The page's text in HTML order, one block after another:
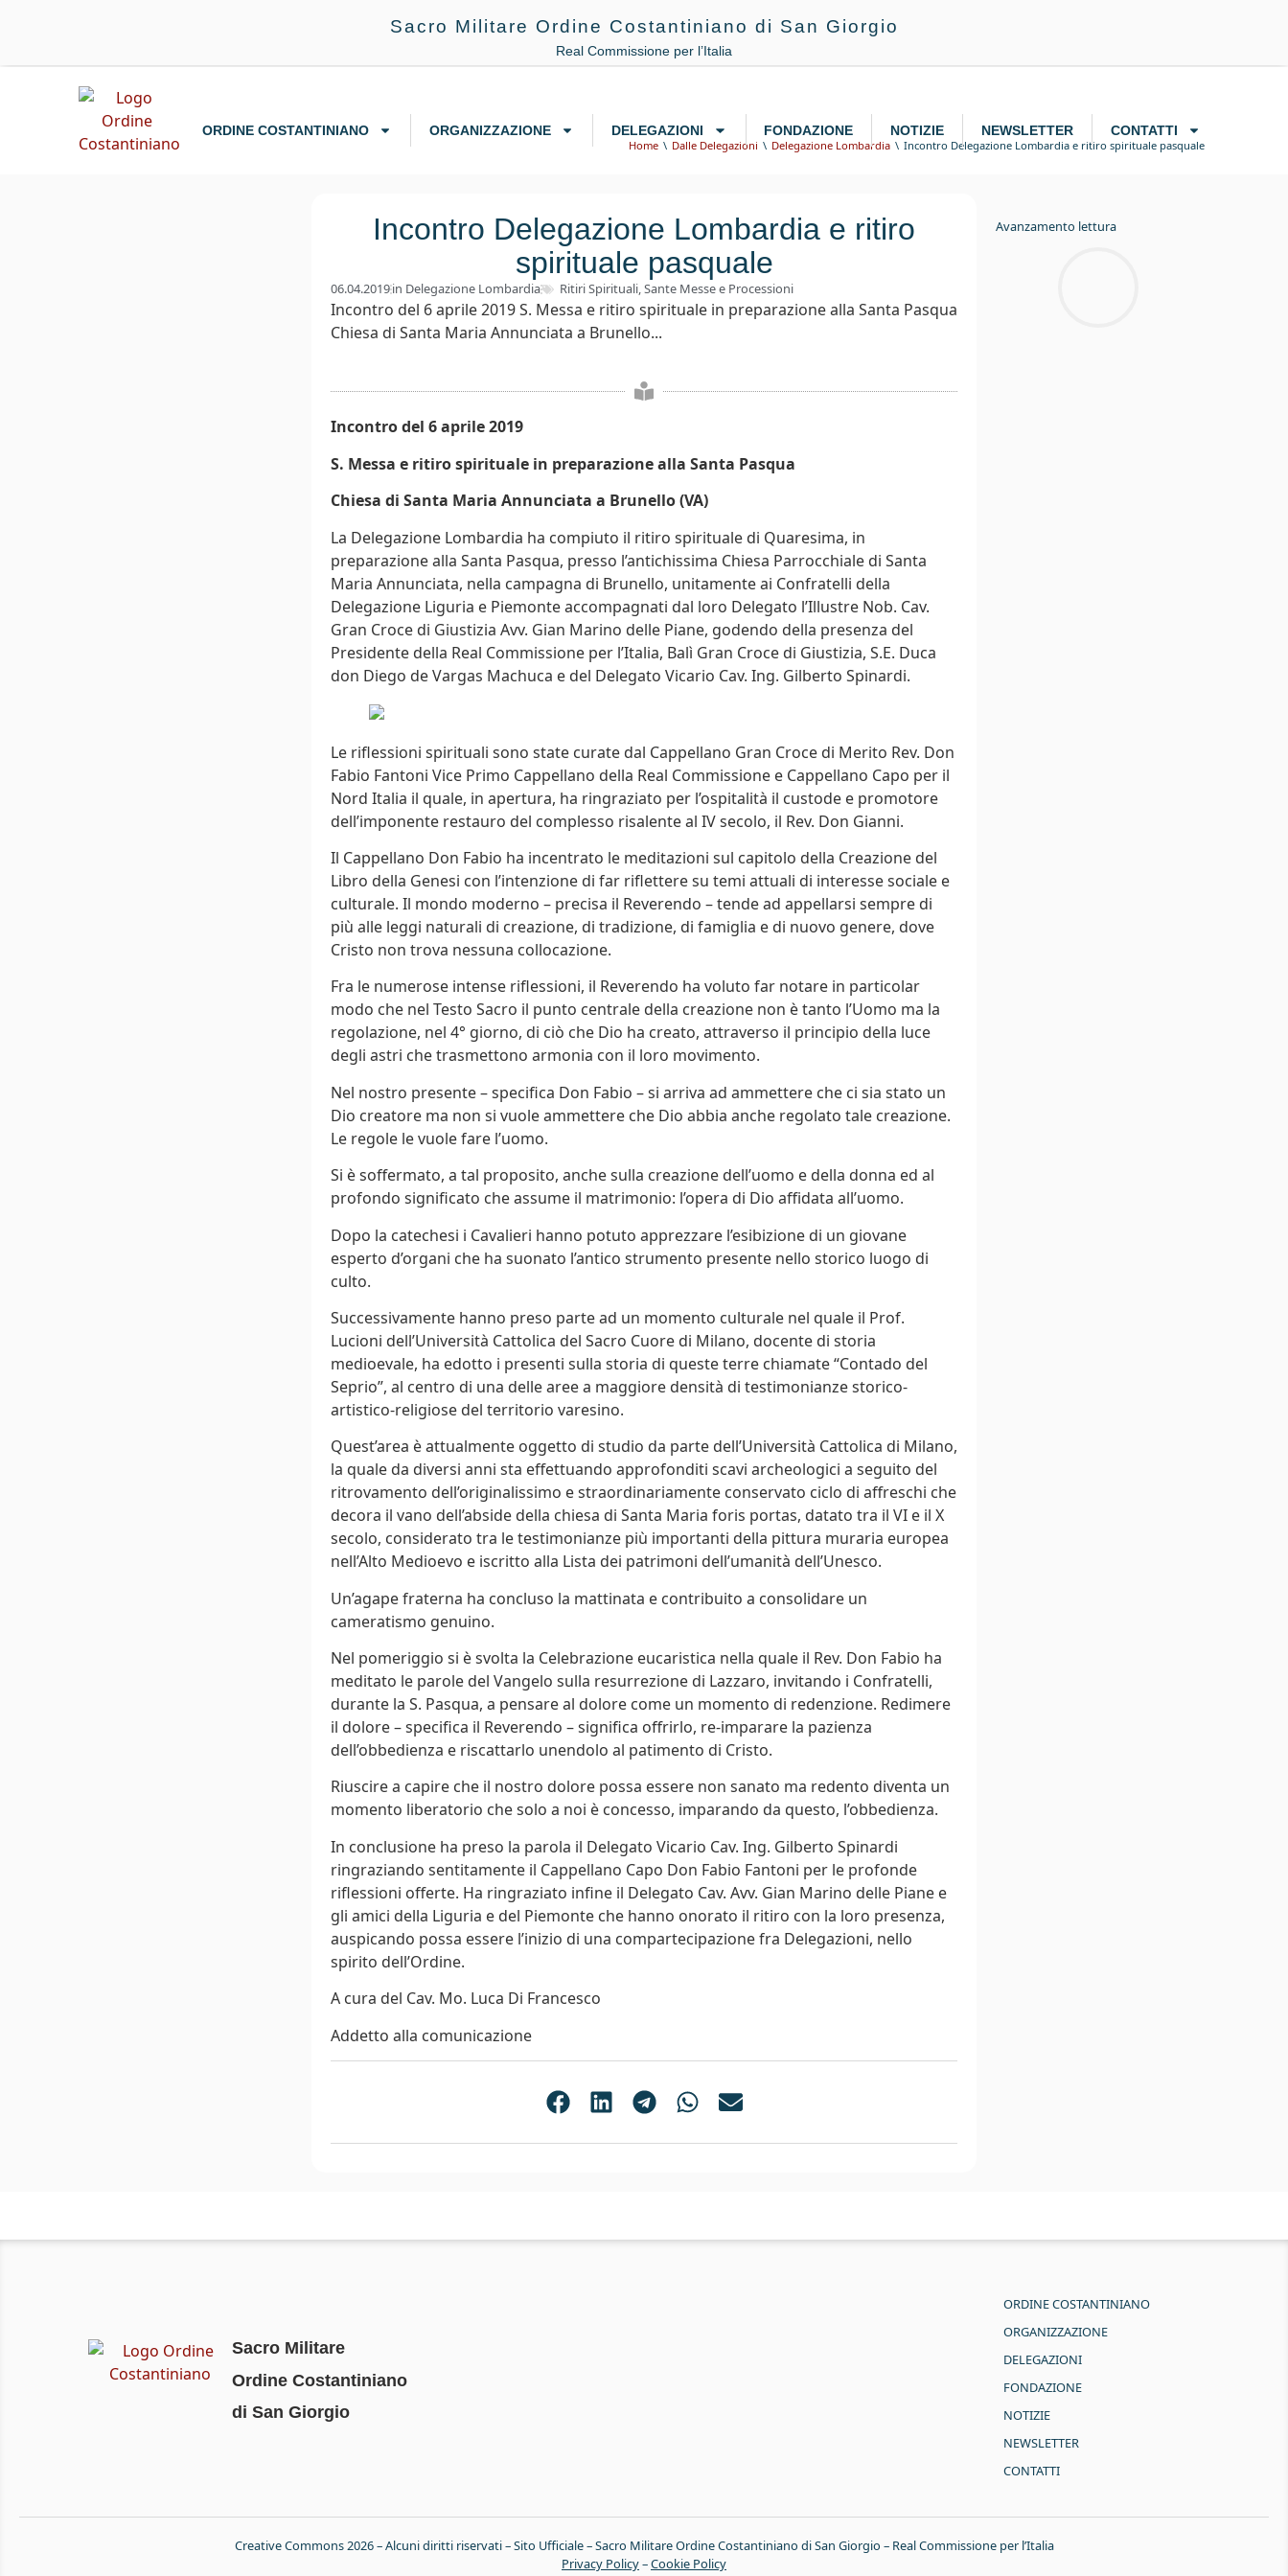
Sacro Militare Ordine Costantiniano di San Giorgio
Real Commissione per l’Italia
ORDINE COSTANTINIANO ORGANIZZAZIONE DELEGAZIONI FONDAZIONE NOTIZIE NEWSLETTER CONTATTI
Home Dalle Delegazioni Delegazione Lombardia Incontro Delegazione Lombardia e ritiro spirituale pasquale
Incontro Delegazione Lombardia e ritiro
spirituale pasquale
06.04.2019in Delegazione Lombardia Ritiri Spirituali,Sante Messe e Processioni
Incontro del 6 aprile 2019 S. Messa e ritiro spirituale in preparazione alla Santa Pasqua
Chiesa di Santa Maria Annunciata a Brunello...
Incontro del 6 aprile 2019
S. Messa e ritiro spirituale in preparazione alla Santa Pasqua
Chiesa di Santa Maria Annunciata a Brunello (VA)
La Delegazione Lombardia ha compiuto il ritiro spirituale di Quaresima, in
preparazione alla Santa Pasqua, presso l’antichissima Chiesa Parrocchiale di Santa
Maria Annunciata, nella campagna di Brunello, unitamente ai Confratelli della
Delegazione Liguria e Piemonte accompagnati dal loro Delegato l’Illustre Nob. Cav.
Gran Croce di Giustizia Avv. Gian Marino delle Piane, godendo della presenza del
Presidente della Real Commissione per l’Italia, Balì Gran Croce di Giustizia, S.E. Duca
don Diego de Vargas Machuca e del Delegato Vicario Cav. Ing. Gilberto Spinardi.
Le riflessioni spirituali sono state curate dal Cappellano Gran Croce di Merito Rev. Don
Fabio Fantoni Vice Primo Cappellano della Real Commissione e Cappellano Capo per il
Nord Italia il quale, in apertura, ha ringraziato per l’ospitalità il custode e promotore
dell’imponente restauro del complesso risalente al IV secolo, il Rev. Don Gianni.
Il Cappellano Don Fabio ha incentrato le meditazioni sul capitolo della Creazione del
Libro della Genesi con l’intenzione di far riflettere su temi attuali di interesse sociale e
culturale. Il mondo moderno – precisa il Reverendo – tende ad appellarsi sempre di
più alle leggi naturali di creazione, di tradizione, di famiglia e di nuovo genere, dove
Cristo non trova nessuna collocazione.
Fra le numerose intense riflessioni, il Reverendo ha voluto far notare in particolar
modo che nel Testo Sacro il punto centrale della creazione non è tanto l’Uomo ma la
regolazione, nel 4° giorno, di ciò che Dio ha creato, attraverso il principio della luce
degli astri che trasmettono armonia con il loro movimento.
Nel nostro presente – specifica Don Fabio – si arriva ad ammettere che ci sia stato un
Dio creatore ma non si vuole ammettere che Dio abbia anche regolato tale creazione.
Le regole le vuole fare l’uomo.
Si è soffermato, a tal proposito, anche sulla creazione dell’uomo e della donna ed al
profondo significato che assume il matrimonio: l’opera di Dio affidata all’uomo.
Dopo la catechesi i Cavalieri hanno potuto apprezzare l’esibizione di un giovane
esperto d’organi che ha suonato l’antico strumento presente nello storico luogo di
culto.
Successivamente hanno preso parte ad un momento culturale nel quale il Prof.
Lucioni dell’Università Cattolica del Sacro Cuore di Milano, docente di storia
medioevale, ha edotto i presenti sulla storia di queste terre chiamate “Contado del
Seprio”, al centro di una delle aree a maggiore densità di testimonianze storico-
artistico-religiose del territorio varesino.
Quest’area è attualmente oggetto di studio da parte dell’Università Cattolica di Milano,
la quale da diversi anni sta effettuando approfonditi scavi archeologici a seguito del
ritrovamento dell’originalissimo e straordinariamente conservato ciclo di affreschi che
decora il vano dell’abside della chiesa di Santa Maria foris portas, datato tra il VI e il X
secolo, considerato tra le testimonianze più importanti della pittura muraria europea
nell’Alto Medioevo e iscritto alla Lista dei patrimoni dell’umanità dell’Unesco.
Un’agape fraterna ha concluso la mattinata e contribuito a consolidare un
cameratismo genuino.
Nel pomeriggio si è svolta la Celebrazione eucaristica nella quale il Rev. Don Fabio ha
meditato le parole del Vangelo sulla resurrezione di Lazzaro, invitando i Confratelli,
durante la S. Pasqua, a pensare al dolore come un momento di redenzione. Redimere
il dolore – specifica il Reverendo – significa offrirlo, re-imparare la pazienza
dell’obbedienza e riscattarlo unendolo al patimento di Cristo.
Riuscire a capire che il nostro dolore possa essere non sanato ma redento diventa un
momento liberatorio che solo a noi è concesso, imparando da questo, l’obbedienza.
In conclusione ha preso la parola il Delegato Vicario Cav. Ing. Gilberto Spinardi
ringraziando sentitamente il Cappellano Capo Don Fabio Fantoni per le profonde
riflessioni offerte. Ha ringraziato infine il Delegato Cav. Avv. Gian Marino delle Piane e
gli amici della Liguria e del Piemonte che hanno onorato il ritiro con la loro presenza,
auspicando possa essere l’inizio di una compartecipazione fra Delegazioni, nello
spirito dell’Ordine.
A cura del Cav. Mo. Luca Di Francesco
Addetto alla comunicazione
Avanzamento lettura
Sacro Militare
Ordine Costantiniano
di San Giorgio
ORDINE COSTANTINIANO
ORGANIZZAZIONE
DELEGAZIONI
FONDAZIONE
NOTIZIE
NEWSLETTER
CONTATTI
Creative Commons 2026 – Alcuni diritti riservati – Sito Ufficiale – Sacro Militare Ordine Costantiniano di San Giorgio – Real Commissione per l’Italia
Privacy Policy–Cookie Policy